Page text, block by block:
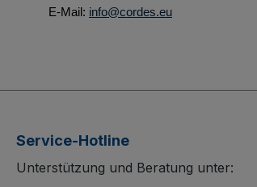
E-Mail: info@cordes.eu
Service-Hotline
Unterstützung und Beratung unter: